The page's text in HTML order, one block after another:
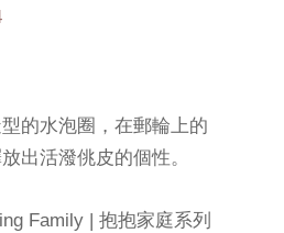
的水泡圈，在郵輪上的
出活潑佻皮的個性。
Family | 抱抱家庭系列